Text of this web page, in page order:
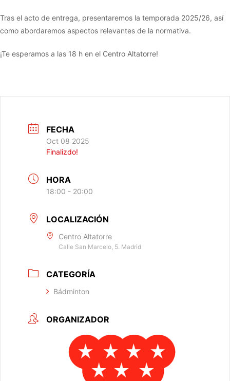
Tras el acto de entrega, presentaremos la temporada 2025/26, así
como abordaremos aspectos relevantes de la normativa.
¡Te esperamos a las 18 h en el Centro Altatorre!
FECHA
Oct 08 2025
Finalizdo!
HORA
18:00 - 20:00
LOCALIZACIÓN
Centro Altatorre
Calle San Marcelo, 5. Madrid
CATEGORÍA
Bádminton
ORGANIZADOR